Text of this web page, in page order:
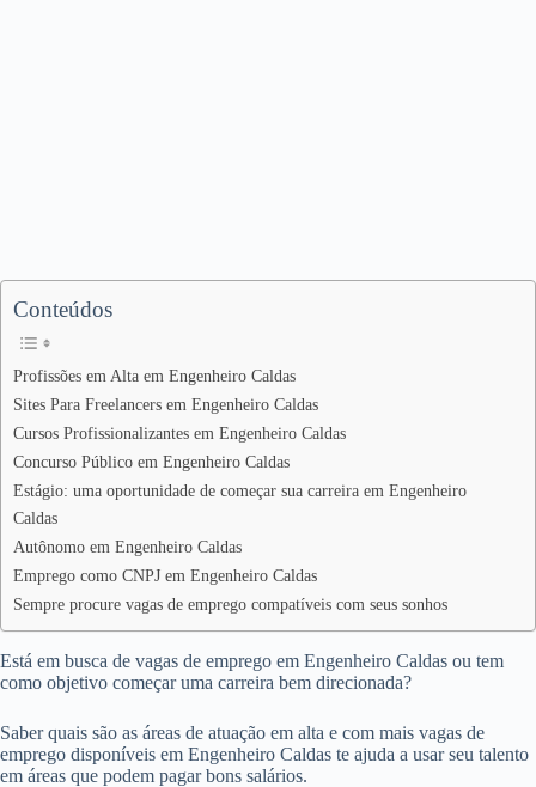
Conteúdos
Profissões em Alta em Engenheiro Caldas
Sites Para Freelancers em Engenheiro Caldas
Cursos Profissionalizantes em Engenheiro Caldas
Concurso Público em Engenheiro Caldas
Estágio: uma oportunidade de começar sua carreira em Engenheiro
Caldas
Autônomo em Engenheiro Caldas
Emprego como CNPJ em Engenheiro Caldas
Sempre procure vagas de emprego compatíveis com seus sonhos
Está em busca de vagas de emprego em Engenheiro Caldas ou tem
como objetivo começar uma carreira bem direcionada?
Saber quais são as áreas de atuação em alta e com mais vagas de
emprego disponíveis em Engenheiro Caldas te ajuda a usar seu talento
em áreas que podem pagar bons salários.